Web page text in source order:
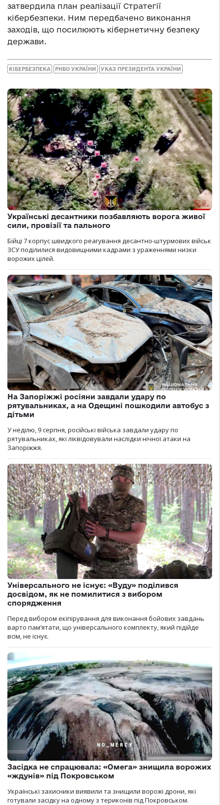
затвердила план реалізації Стратегії
кібербезпеки. Ним передбачено виконання
заходів, що посилюють кібернетичну безпеку
держави.
КІБЕРБЕЗПЕКА РНБО УКРАЇНИ УКАЗ ПРЕЗИДЕНТА УКРАЇНИ
Українські десантники позбавляють ворога живої
сили, провізії та пального
Бійці 7 корпус швидкого реагування десантно-штурмових військ
ЗСУ поділилися видовищними кадрами з ураженнями низки
ворожих цілей.
На Запоріжжі росіяни завдали удару по
рятувальниках, а на Одещині пошкодили автобус з
дітьми
У неділю, 9 серпня, російські війська завдали удару по
рятувальниках, які ліквідовували наслідки нічної атаки на
Запоріжжя.
Універсального не існує: «Вуду» поділився
досвідом, як не помилитися з вибором
спорядження
Перед вибором екіпірування для виконання бойових завдань
варто пам’ятати, що універсального комплекту, який підійде
всім, не існує.
Засідка не спрацювала: «Омега» знищила ворожих
«ждунів» під Покровськом
Українські захисники виявили та знищили ворожі дрони, які
готували засідку на одному з териконів під Покровськом.